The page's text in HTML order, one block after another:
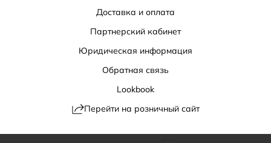
Доставка и оплата
Партнерский кабинет
Юридическая информация
Обратная связь
Lookbook
Перейти на розничный сайт
Политика конфиденциальности